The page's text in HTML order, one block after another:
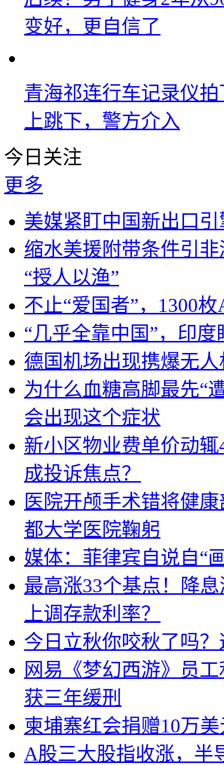
变好，更自信了
青海祁连行车记录仪
上跳下，警方介入
今日关注
更多
美媒紧盯中国新出口
缩水美援附带条件引
“授人以渔”
不止“爱国者”，1300
“几乎全靠中国”，印
德国机场出现携爆无
为什么血糖高脚最先“
会出现这个症状
新小区物业费单价动
成投诉焦点？
医院开颅手术错将健
都大学医院鞠躬
媒体：菲律宾自说自“
最高涨33个基点！降
上调存款利率？
今日立秋你咬秋了吗
网易《梦幻西游》员
获三年缓刑
柬埔寨红会捐赠10万
A股三大股指收涨，半